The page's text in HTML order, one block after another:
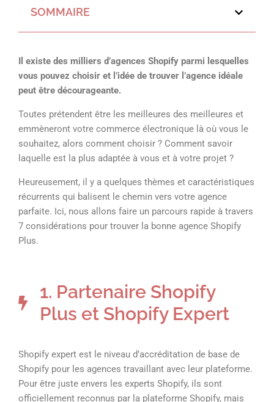
SOMMAIRE
Il existe des milliers d’agences Shopify parmi lesquelles
vous pouvez choisir et l’idée de trouver l’agence idéale
peut être décourageante.
Toutes prétendent être les meilleures des meilleures et
emmèneront votre commerce électronique là où vous le
souhaitez, alors comment choisir ? Comment savoir
laquelle est la plus adaptée à vous et à votre projet ?
Heureusement, il y a quelques thèmes et caractéristiques
récurrents qui balisent le chemin vers votre agence
parfaite. Ici, nous allons faire un parcours rapide à travers
7 considérations pour trouver la bonne agence Shopify
Plus.
1. Partenaire Shopify
Plus et Shopify Expert
Shopify expert est le niveau d’accréditation de base de
Shopify pour les agences travaillant avec leur plateforme.
Pour être juste envers les experts Shopify, ils sont
officiellement reconnus par la plateforme Shopify, mais